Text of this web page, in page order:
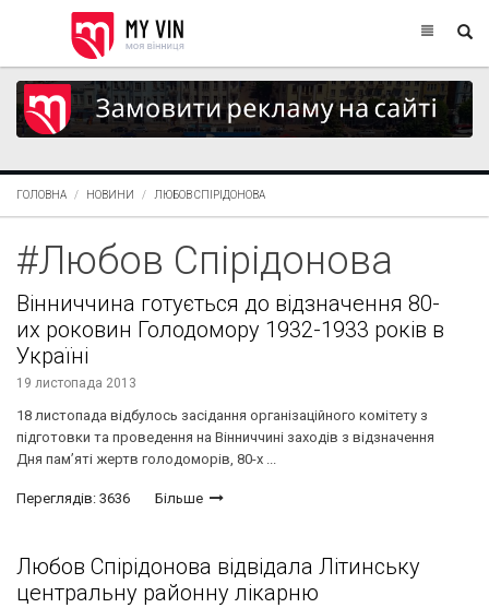
ГОЛОВНА НОВИНИ ЛЮБОВ СПІРІДОНОВА
#Любов Спірідонова
Вінниччина готується до відзначення 80-
их роковин Голодомору 1932-1933 років в
Україні
19 листопада 2013
18 листопада відбулось засідання організаційного комітету з
підготовки та проведення на Вінниччині заходів з відзначення
Дня пам’яті жертв голодоморів, 80-х ...
Переглядів: 3636 Більше
Любов Спірідонова відвідала Літинську
центральну районну лікарню